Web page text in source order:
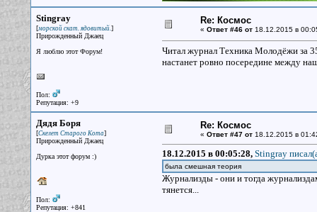
Stingray
[морской скат. ядовитый.]
Прирожденный Джаец
Я люблю этот Форум!
Пол:
Репутация: +9
Re: Космос
« Ответ #46 от18.12.2015 в
Читал журнал Техника Молодёжи за
настанет ровно посередине между
Дядя Боря
[Скелет Старого Кота]
Прирожденный Джаец
Дурка этот форум :)
Пол:
Репутация: +841
Re: Космос
« Ответ #47 от18.12.2015 в
18.12.2015 в 00:05:28, Stingray
была смешная теория
Журнализды - они и тогда
тянется...